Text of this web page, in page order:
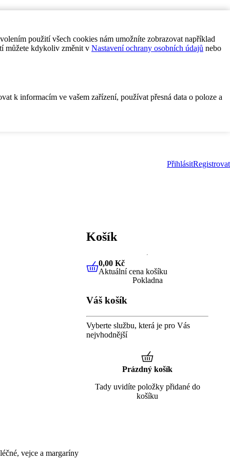
použití všech cookies nám umožníte zobrazovat například
můžete kdykoliv změnit v Nastavení ochrany osobních údajů nebo
k informacím ve vašem zařízení, používat přesná data o poloze a
PřihlásitRegistrovat
vejce a margaríny
Košík
0,00 KčAktuální cena košíku
0,00 Kč
Aktuální cena košíku
Pokladna
Váš košík
Vyberte službu, která je pro Vás
nejvhodnější
Prázdný košík
Tady uvidíte položky přidané do
košíku